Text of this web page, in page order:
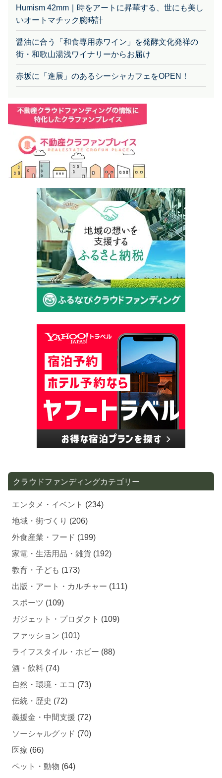
いオートマチック腕時計
醤油に合う「和食専用赤ワイン」を発酵文化発祥の
街・和歌山湯浅ワイナリーからお届け
赤坂に「進展」のあるシーシャカフェをOPEN！
エンタメ・イベント(234)
地域・街づくり(206)
外食産業・フード(199)
家電・生活用品・雑貨(192)
教育・子ども(173)
出版・アート・カルチャー
スポーツ (109)
ガジェット・プロダクト
ファッション (101)
ライフスタイル・ホビー
酒・飲料 (74)
自然・環境・エコ
伝統・歴史 (72)
義援金・中間支援
ソーシャルグッド (70)
医療(66)
ペット・動物
起業・スタートアップ